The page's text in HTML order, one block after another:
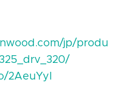
jp/produ
2AeuYyl